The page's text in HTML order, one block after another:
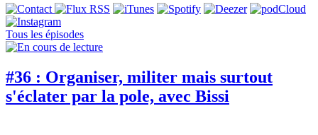
Tous les épisodes
#36 : Organiser, militer mais surtout
s'éclater par la pole, avec Bissi